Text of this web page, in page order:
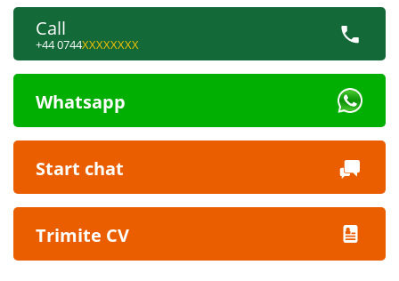
Call
+44 0744XXXXXXXX
Whatsapp
Start chat
Trimite CV